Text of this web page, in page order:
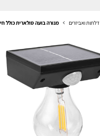
דלתות ואביזרים מנורה בועה סולארית כולל